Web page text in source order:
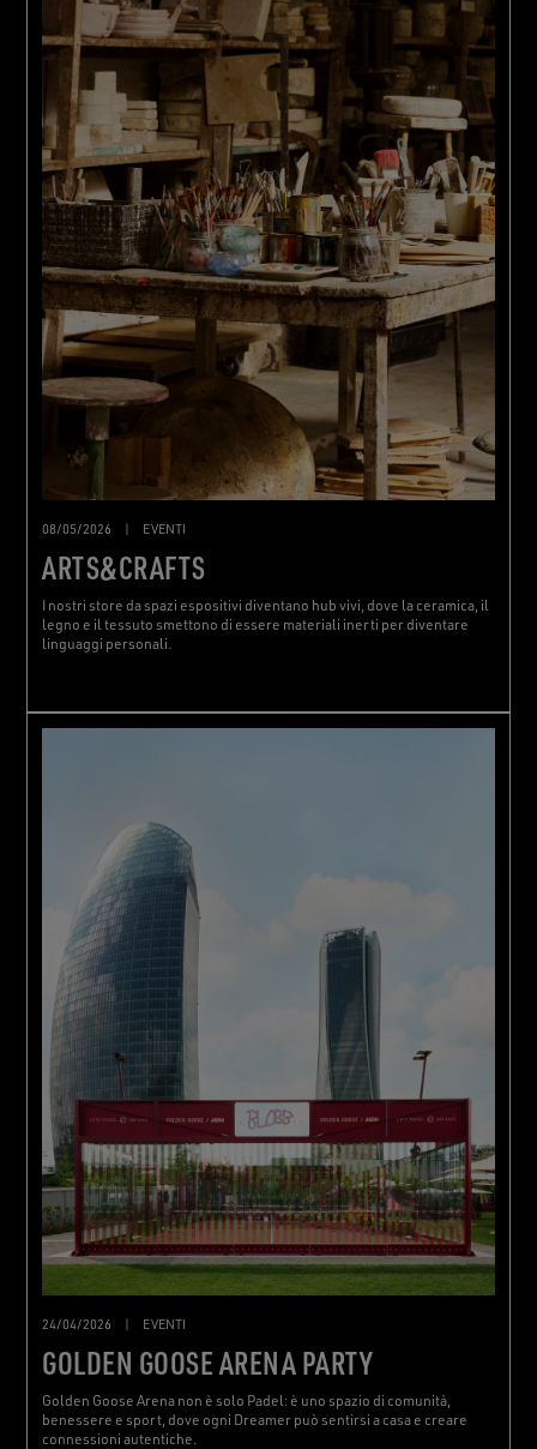
08/05/2026 EVENTI
ARTS&CRAFTS
I nostri store da spazi espositivi diventano hub vivi, dove la ceramica, il
legno e il tessuto smettono di essere materiali inerti per diventare
linguaggi personali.
24/04/2026 | EVENTI
GOLDEN GOOSE ARENA PARTY
Golden Goose Arena non è solo Padel: è uno spazio di comunità,
benessere e sport, dove ogni Dreamer può sentirsi a casa e creare
connessioni autentiche.